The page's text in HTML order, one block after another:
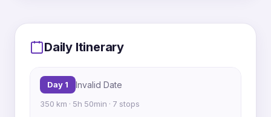
4
Daily Itinerary
Day 1 Invalid Date
350 km · 5h 50min · 7 stops